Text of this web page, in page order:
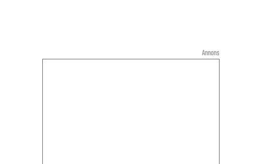
Annons